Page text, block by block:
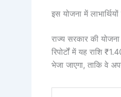
इस योजना में
राज्य सरकार की
रिपोर्टों में यह राशि
भेजा जाएगा, ताकि वे